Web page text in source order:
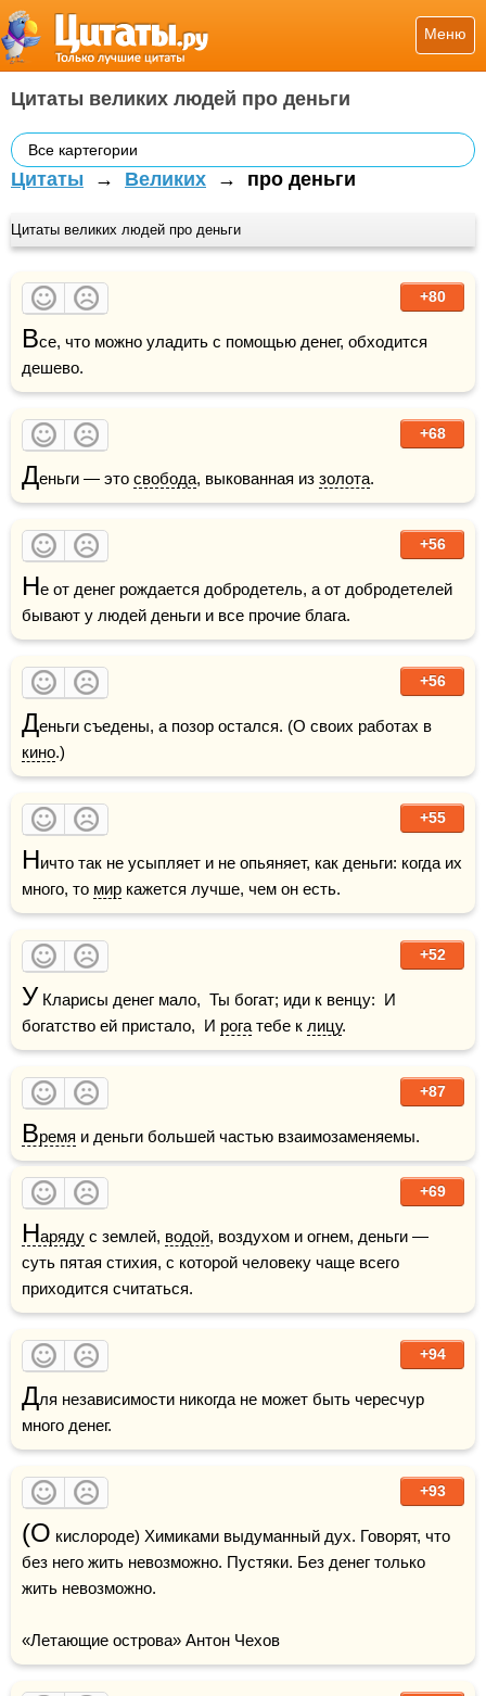
Меню
Цитаты великих людей про деньги
Все картегории
Цитаты → Великих → про деньги
Цитаты великих людей про деньги
+80
Все, что можно уладить с помощью денег, обходится
дешево.
+68
Деньги — это свобода, выкованная из золота.
+56
Не от денег рождается добродетель, а от добродетелей
бывают у людей деньги и все прочие блага.
+56
Д
кино.)
+55
Ничто так не усыпляет и не опьяняет, как деньги: когда их
много, то мир кажется лучше, чем он есть.
+52
У Кларисы денег мало,  Ты богат; иди к венцу:  И
богатство ей пристало,  И рога тебе к лицу.
+87
Время и деньги большей частью взаимозаменяемы.
+69
Наряду с землей, водой, воздухом и огнем, деньги —
суть пятая стихия, с которой человеку чаще всего
приходится считаться.
+94
Для независимости никогда не может быть чересчур
+93
(О кислороде) Химиками выдуманный дух. Говорят, что
без него жить невозможно. Пустяки. Без денег только
жить невозможно.
«Летающие острова» Антон Чехов